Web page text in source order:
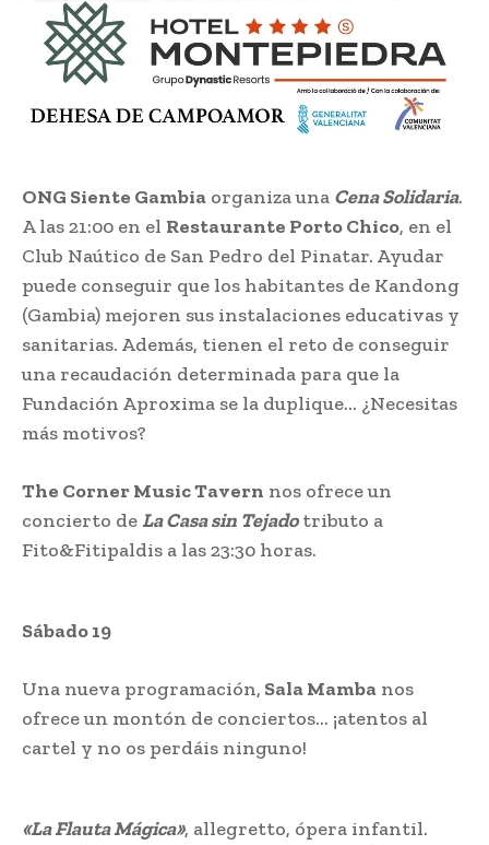
ONG Siente Gambia organiza una Cena Solidaria.
A las 21:00 en el Restaurante Porto Chico, en el
Club Naútico de San Pedro del Pinatar. Ayudar
puede conseguir que los habitantes de Kandong
(Gambia) mejoren sus instalaciones educativas y
sanitarias. Además, tienen el reto de conseguir
una recaudación determinada para que la
Fundación Aproxima se la duplique… ¿Necesitas
más motivos?
The Corner Music Tavern nos ofrece un
concierto deLa Casa sin Tejadotributo a
Fito&Fitipaldis a las 23:30 horas.
Sábado 19
Una nueva programación, Sala Mamba nos
ofrece un montón de conciertos… ¡atentos al
cartel y no os perdáis ninguno!
«La Flauta Mágica», allegretto, ópera infantil.